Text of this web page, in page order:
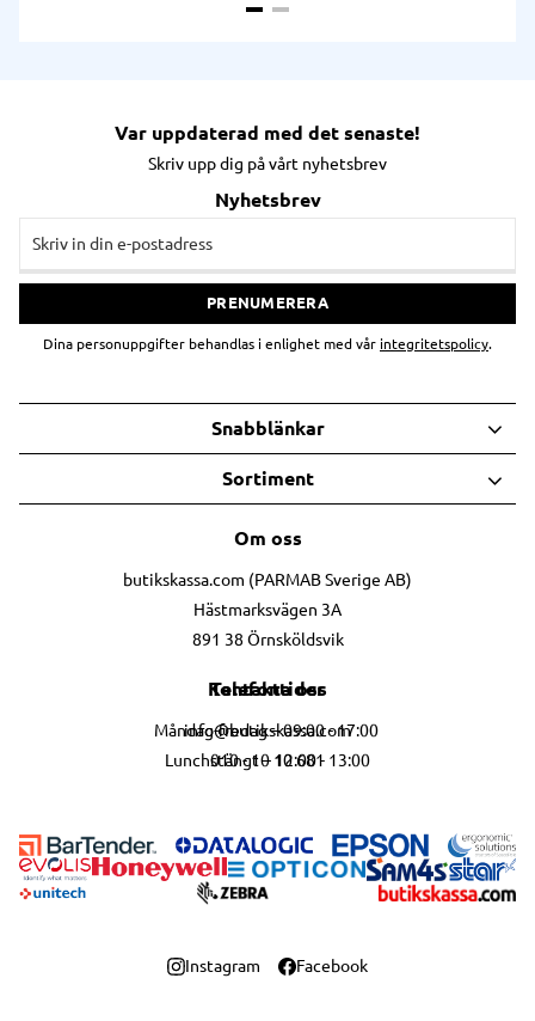
Var uppdaterad med det senaste!
Skriv upp dig på vårt nyhetsbrev
Nyhetsbrev
PRENUMERERA
Dina personuppgifter behandlas i enlighet med vår integritetspolicy.
Om oss
butikskassa.com (PARMAB Sverige AB)
Hästmarksvägen 3A
891 38 Örnsköldsvik
Kontakta oss
info@butikskassa.com
010 - 10 10 681
Telefontider
Måndag-fredag – 09:00 - 17:00
Lunchstängt – 12:00 - 13:00
Snabblänkar
Sortiment
Instagram Facebook